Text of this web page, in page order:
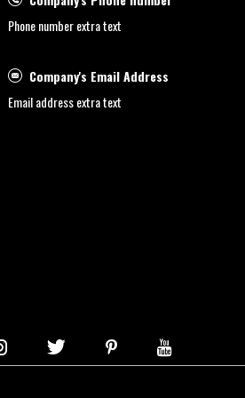
Phone number extra text
Company's Email Address
Email address extra text